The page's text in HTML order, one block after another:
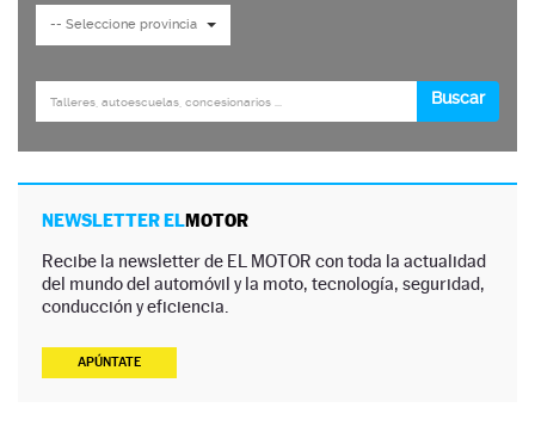
NEWSLETTER ELMOTOR
Recibe la newsletter de EL MOTOR con toda la actualidad
del mundo del automóvil y la moto, tecnología, seguridad,
conducción y eficiencia.
APÚNTATE